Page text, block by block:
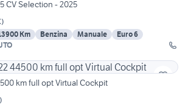
CV Selection - 2025
)
Km Benzina Manuale
Euro 6
km full opt Virtual Cockpit
)